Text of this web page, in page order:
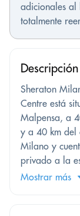
adicionales al
totalmente
Sheraton
Centre está
Malpensa, a
y a 40 km del
Milano y
privado a la
Mostrar más